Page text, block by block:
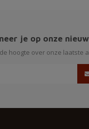
je op onze
hoogte over onze laatste